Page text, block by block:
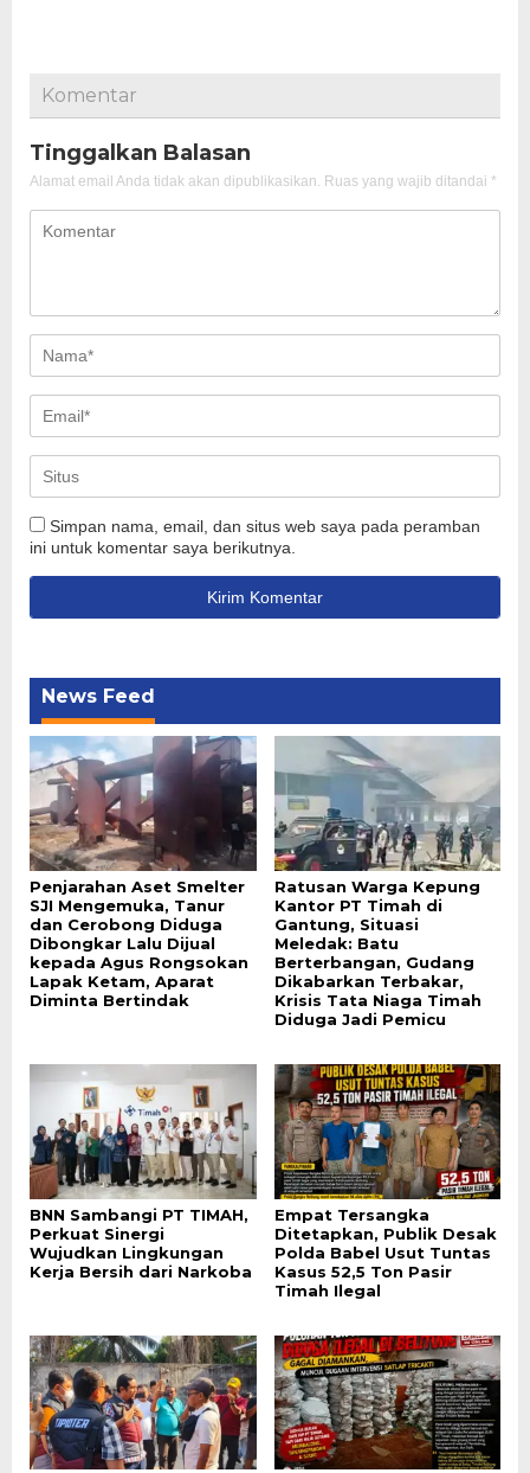
Komentar
Tinggalkan Balasan
Alamat email Anda tidak akan dipublikasikan. Ruas yang wajib ditandai *
Simpan nama, email, dan situs web saya pada peramban
ini untuk komentar saya berikutnya.
News Feed
Penjarahan Aset Smelter
SJI Mengemuka, Tanur
dan Cerobong Diduga
Dibongkar Lalu Dijual
kepada Agus Rongsokan
Lapak Ketam, Aparat
Diminta Bertindak
Ratusan Warga Kepung
Kantor PT Timah di
Gantung, Situasi
Meledak: Batu
Berterbangan, Gudang
Dikabarkan Terbakar,
Krisis Tata Niaga Timah
Diduga Jadi Pemicu
BNN Sambangi PT TIMAH,
Perkuat Sinergi
Wujudkan Lingkungan
Kerja Bersih dari Narkoba
Empat Tersangka
Ditetapkan, Publik Desak
Polda Babel Usut Tuntas
Kasus 52,5 Ton Pasir
Timah Ilegal